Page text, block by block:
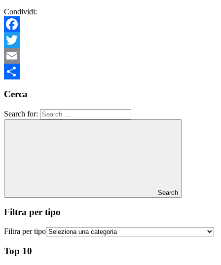
Condividi:
Facebook
Twitter
Email
Cerca
Search for:
Search
Filtra per tipo
Filtra per tipo
Top 10